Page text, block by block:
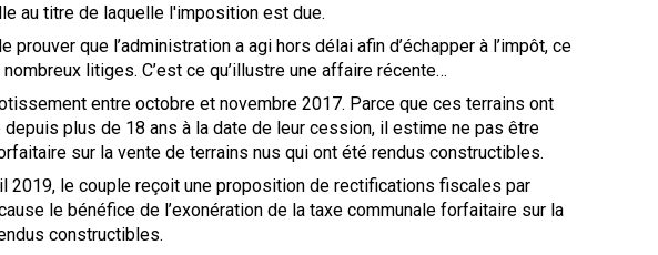
au titre de laquelle l'imposition est due.
prouver que l’administration a agi hors délai afin d’échapper à l’impôt, ce
litiges. C’est ce qu’illustre une affaire récente…
entre octobre et novembre 2017. Parce que ces terrains ont
plus de 18 ans à la date de leur cession, il estime ne pas être
sur la vente de terrains nus qui ont été rendus constructibles.
2019, le couple reçoit une proposition de rectifications fiscales par
le bénéfice de l’exonération de la taxe communale forfaitaire sur la
constructibles.